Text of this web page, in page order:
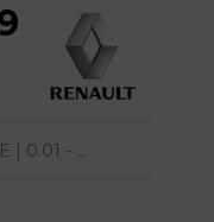
| 0.01 - ...